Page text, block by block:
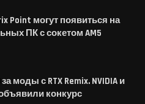
Point могут появиться на
ПК с сокетом AM5
моды с RTX Remix. NVIDIA и
объявили конкурс